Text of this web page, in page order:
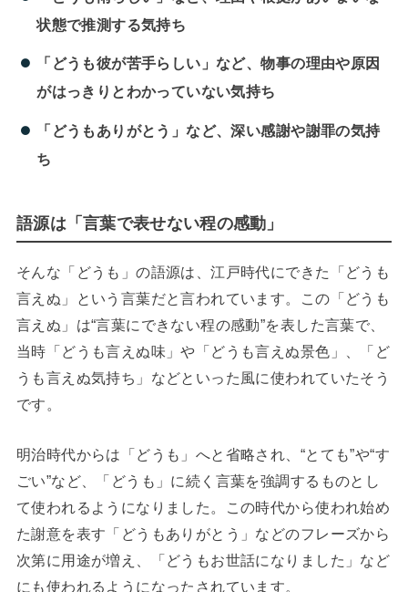
状態で推測する気持ち
「どうも彼が苦手らしい」など、物事の理由や原因
がはっきりとわかっていない気持ち
「どうもありがとう」など、深い感謝や謝罪の気持
ち
語源は「言葉で表せない程の感動」
そんな「どうも」の語源は、江戸時代にできた「どうも
言えぬ」という言葉だと言われています。この「どうも
言えぬ」は“言葉にできない程の感動”を表した言葉で、
当時「どうも言えぬ味」や「どうも言えぬ景色」、「ど
うも言えぬ気持ち」などといった風に使われていたそう
です。
明治時代からは「どうも」へと省略され、“とても”や“す
ごい”など、「どうも」に続く言葉を強調するものとし
て使われるようになりました。この時代から使われ始め
た謝意を表す「どうもありがとう」などのフレーズから
次第に用途が増え、「どうもお世話になりました」など
にも使われるようになったされています。